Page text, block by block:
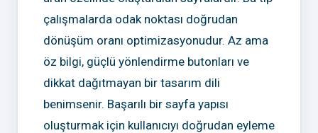
çalışmalarda odak noktası doğrudan
dönüşüm oranı optimizasyonudur. Az ama
öz bilgi, güçlü yönlendirme butonları ve
dikkat dağıtmayan bir tasarım dili
benimsenir. Başarılı bir sayfa yapısı
oluşturmak için kullanıcıyı doğrudan eyleme